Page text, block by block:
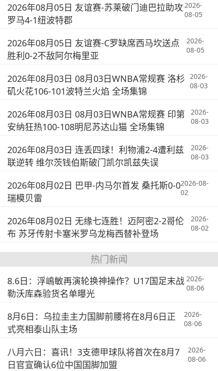
2026年08月05日 友谊赛-苏莱破门迪巴拉助攻
罗马4-1纽波特郡
2026-
08-05
2026年08月05日 友谊赛-C罗缺席西马坎送点
胜利0-2不敌阿尔梅里亚
2026-
08-05
2026年08月03日 08月03日WNBA常规赛 洛杉
矶火花106-101波特兰火焰 全场集锦
2026-
08-03
2026年08月03日 08月03日WNBA常规赛 印第
安纳狂热100-108明尼苏达山猫 全场集锦
2026-
08-03
2026年08月03日 连丢四球！利物浦2-4遭利兹
联逆转 维尔茨钱伯斯破门凯尔凯兹失误
2026-
08-03
2026年08月02日 巴甲-内马尔首发 桑托斯0-0
瑞模贝雷
2026-08-
02
2026年08月02日 无缘七连胜！迈阿密2-2哥伦
布 苏牙传射卡塞米罗乌龙梅西替补登场
2026-
08-02
热门新闻
8.6日：浮嶋敏再演轮换神操作？U17国足末战
勒沃库森验货名单曝光
2026-
08-06
8月6日：乌拉圭主力国脚前腰将在8月6日正
式亮相泰山队主场
2026-
08-06
八月六日：喜讯！3支德甲球队将首次在8月7
日官宣确认6位中国国脚加盟
2026-
08-06